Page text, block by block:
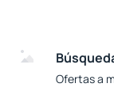
Ofertas a